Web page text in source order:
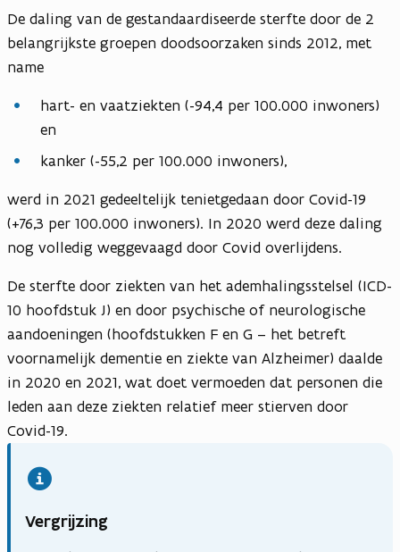
De daling van de gestandaardiseerde sterfte door de 2
belangrijkste groepen doodsoorzaken sinds 2012, met
name
hart- en vaatziekten (-94,4 per 100.000 inwoners)
en
kanker (-55,2 per 100.000 inwoners),
werd in 2021 gedeeltelijk tenietgedaan door Covid-19
(+76,3 per 100.000 inwoners). In 2020 werd deze daling
nog volledig weggevaagd door Covid overlijdens.
De sterfte door ziekten van het ademhalingsstelsel (ICD-
10 hoofdstuk J) en door psychische of neurologische
aandoeningen (hoofdstukken F en G – het betreft
voornamelijk dementie en ziekte van Alzheimer) daalde
in 2020 en 2021, wat doet vermoeden dat personen die
leden aan deze ziekten relatief meer stierven door
Covid-19.
Vergrijzing